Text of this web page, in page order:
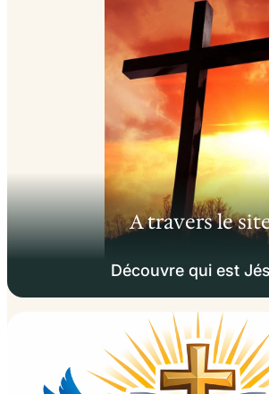
A travers le
Découvre qui est